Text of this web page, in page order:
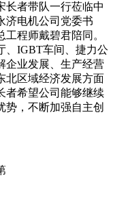
长者带队一行莅临中
济电机公司党委书
程师戴碧君陪同。
、IGBT车间、捷力公
企业发展、生产经营
北区域经济发展方面
者希望公司能够继续
势，不断加强自主创